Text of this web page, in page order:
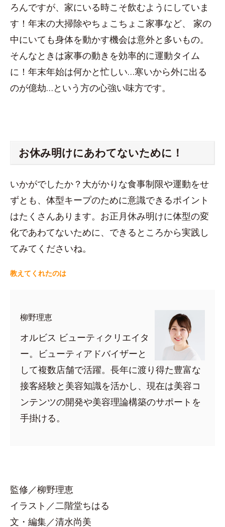
ろんですが、家にいる時こそ飲むようにしていま
す！年末の大掃除やちょこちょこ家事など、 家の
中にいても身体を動かす機会は意外と多いもの。
そんなときは家事の動きを効率的に運動タイム
に！年末年始は何かと忙しい…寒いから外に出る
のが億劫…という方の心強い味方です。
お休み明けにあわてないために！
いかがでしたか？大がかりな食事制限や運動をせ
ずとも、体型キープのために意識できるポイント
はたくさんあります。お正月休み明けに体型の変
化であわてないために、できるところから実践し
てみてくださいね。
教えてくれたのは
柳野理恵
オルビス ビューティクリエイタ
ー。ビューティアドバイザーと
して複数店舗で活躍。長年に渡り得た豊富な
接客経験と美容知識を活かし、現在は美容コ
ンテンツの開発や美容理論構築のサポートを
手掛ける。
監修／柳野理恵
イラスト／二階堂ちはる
文・編集／清水尚美